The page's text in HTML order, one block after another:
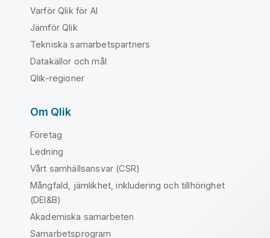
Varför Qlik för AI
Jämför Qlik
Tekniska samarbetspartners
Datakällor och mål
Qlik-regioner
Om Qlik
Företag
Ledning
Vårt samhällsansvar (CSR)
Mångfald, jämlikhet, inkludering och tillhörighet
(DEI&B)
Akademiska samarbeten
Samarbetsprogram